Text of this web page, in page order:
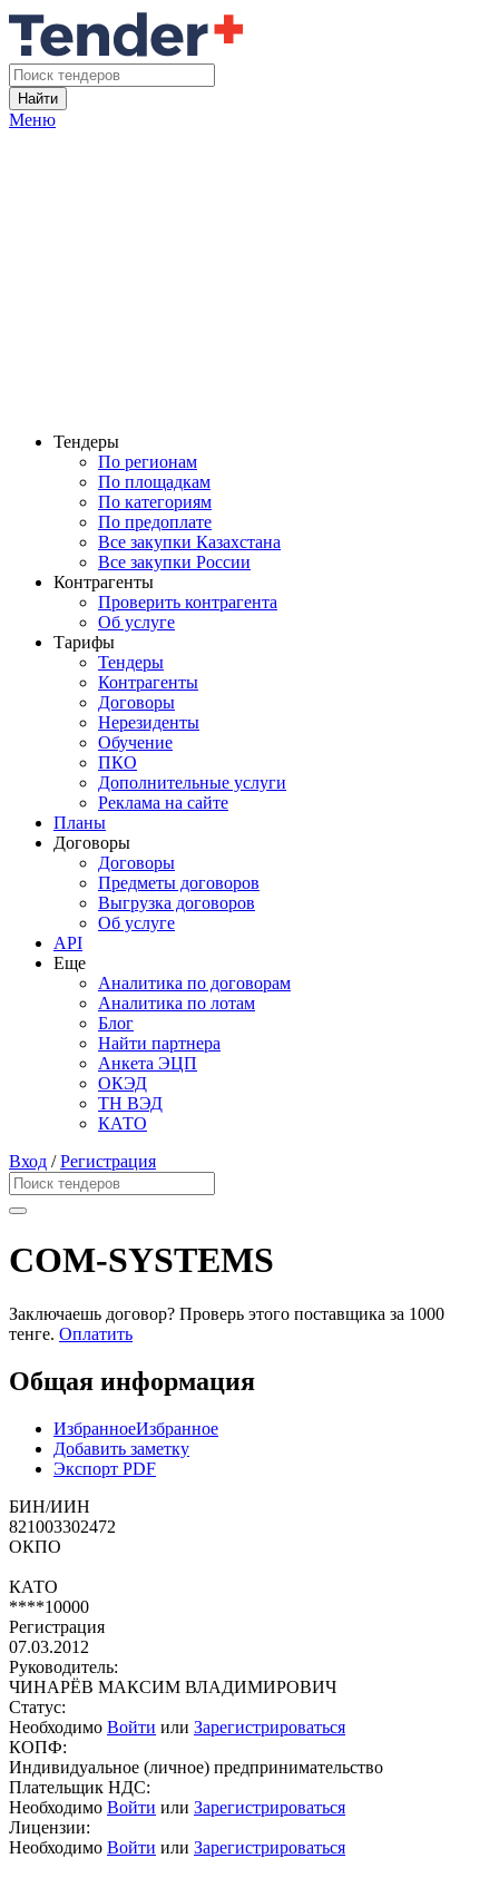
Найти
Меню
Тендеры
По регионам
По площадкам
По категориям
По предоплате
Все закупки Казахстана
Все закупки России
Контрагенты
Проверить контрагента
Об услуге
Тарифы
Тендеры
Контрагенты
Договоры
Нерезиденты
Обучение
ПКО
Дополнительные услуги
Реклама на сайте
Планы
Договоры
Договоры
Предметы договоров
Выгрузка договоров
Об услуге
API
Еще
Аналитика по договорам
Аналитика по лотам
Блог
Найти партнера
Анкета ЭЦП
ОКЭД
ТН ВЭД
КАТО
Вход /Регистрация
COM-SYSTEMS
Заключаешь договор? Проверь этого поставщика за 1000
тенге. Оплатить
Общая информация
ИзбранноеИзбранное
Добавить заметку
Экспорт PDF
БИН/ИИН
821003302472
ОКПО
КАТО
****10000
Регистрация
07.03.2012
Руководитель:
ЧИНАРЁВ МАКСИМ ВЛАДИМИРОВИЧ
Статус:
Необходимо Войти или Зарегистрироваться
КОПФ:
Индивидуальное (личное) предпринимательство
Плательщик НДС:
Необходимо Войти или Зарегистрироваться
Лицензии:
Необходимо Войти или Зарегистрироваться